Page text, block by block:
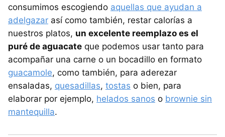
consumimos escogiendo aquellas que ayudan a
adelgazar así como también, restar calorías a
nuestros platos, un excelente reemplazo es el
puré de aguacate que podemos usar tanto para
acompañar una carne o un bocadillo en formato
guacamole, como también, para aderezar
ensaladas, quesadillas, tostas o bien, para
elaborar por ejemplo, helados sanos o brownie sin
mantequilla.